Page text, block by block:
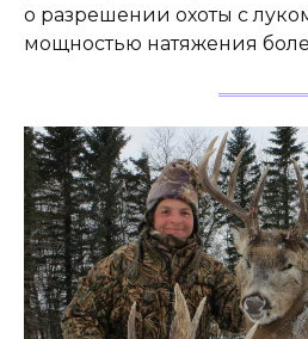
о разрешении охоты с
мощностью натяжения